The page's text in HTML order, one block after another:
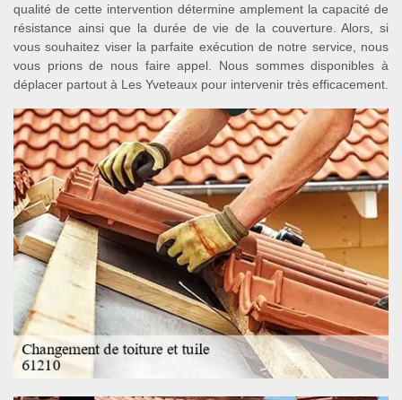
qualité de cette intervention détermine amplement la capacité de
résistance ainsi que la durée de vie de la couverture. Alors, si
vous souhaitez viser la parfaite exécution de notre service, nous
vous prions de nous faire appel. Nous sommes disponibles à
déplacer partout à Les Yveteaux pour intervenir très efficacement.